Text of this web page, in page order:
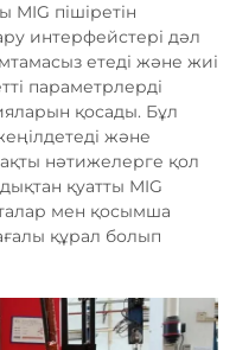
пішіретін
интерфейстері дәл
етеді және жиі
параметрлерді
қосады. Бұл
және
нәтижелерге қол
қуатты MIG
мен қосымша
құрал болып